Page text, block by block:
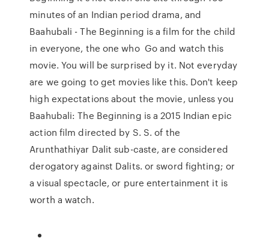
minutes of an Indian period drama, and
Baahubali - The Beginning is a film for the child
in everyone, the one who Go and watch this
movie. You will be surprised by it. Not everyday
are we going to get movies like this. Don't keep
high expectations about the movie, unless you
Baahubali: The Beginning is a 2015 Indian epic
action film directed by S. S. of the
Arunthathiyar Dalit sub-caste, are considered
derogatory against Dalits. or sword fighting; or
a visual spectacle, or pure entertainment it is
worth a watch.